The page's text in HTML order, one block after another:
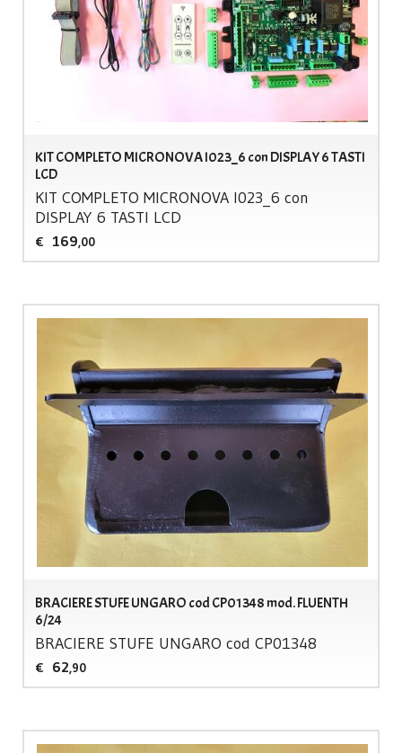
KIT COMPLETO MICRONOVA I023_6 con DISPLAY 6 TASTI
LCD
KIT COMPLETO MICRONOVAI023_6 con
DISPLAY6 TASTI LCD
€ 169,00
BRACIERE STUFE UNGARO cod CP01348 mod. FLUENTH
6/24
BRACIERE STUFE UNGARO cod CP01348
€ 62,90